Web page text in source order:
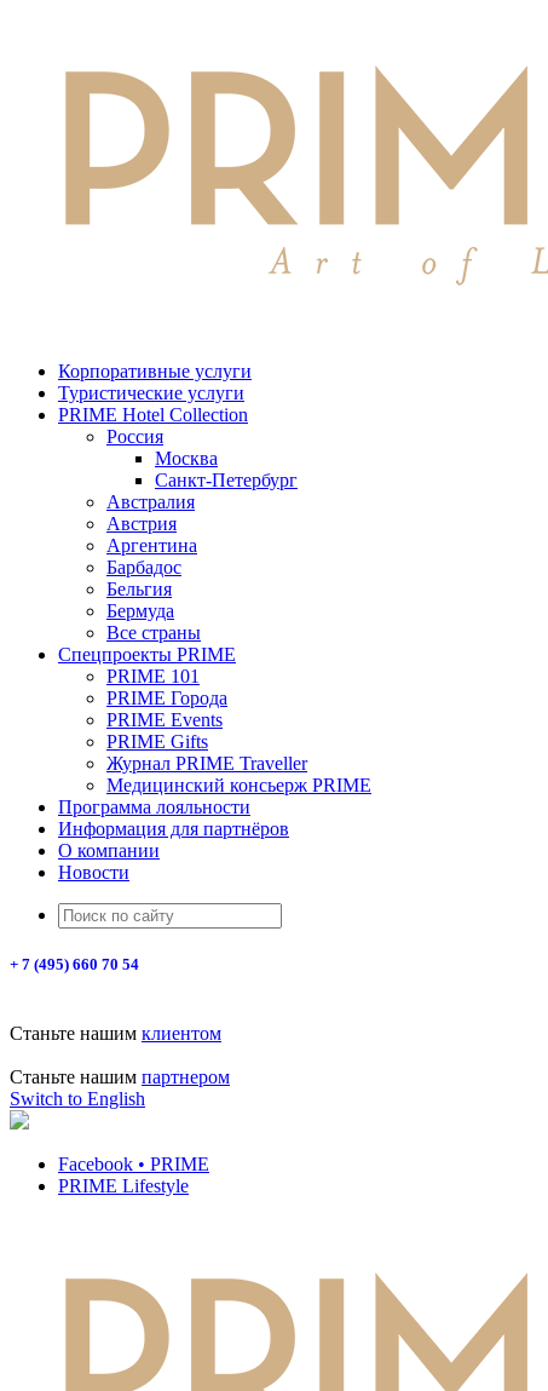
Корпоративные услуги
Туристические услуги
PRIME Hotel Collection
Россия
Москва
Санкт-Петербург
Австралия
Австрия
Аргентина
Барбадос
Бельгия
Бермуда
Все страны
Спецпроекты PRIME
PRIME 101
PRIME Города
PRIME Events
PRIME Gifts
Журнал PRIME Traveller
Медицинский консьерж PRIME
Программа лояльности
Информация для партнёров
О компании
Новости
+ 7 (495) 660 70 54
Станьте нашим клиентом
Станьте нашим партнером
Switch to English
Facebook • PRIME
PRIME Lifestyle